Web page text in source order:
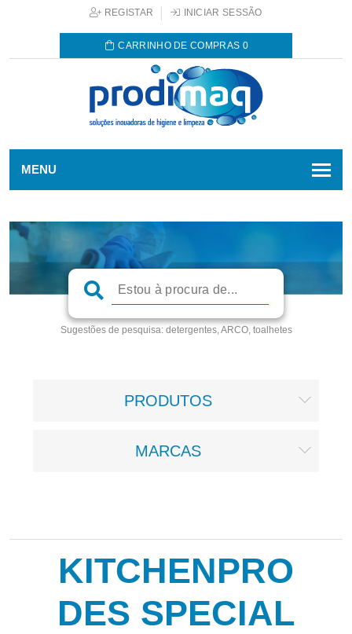
REGISTAR INICIAR SESSÃO
CARRINHO DE COMPRAS 0
MENU
Sugestões de pesquisa:detergentes, ARCO, toalhetes
PRODUTOS
MARCAS
KITCHENPRO
DES SPECIAL